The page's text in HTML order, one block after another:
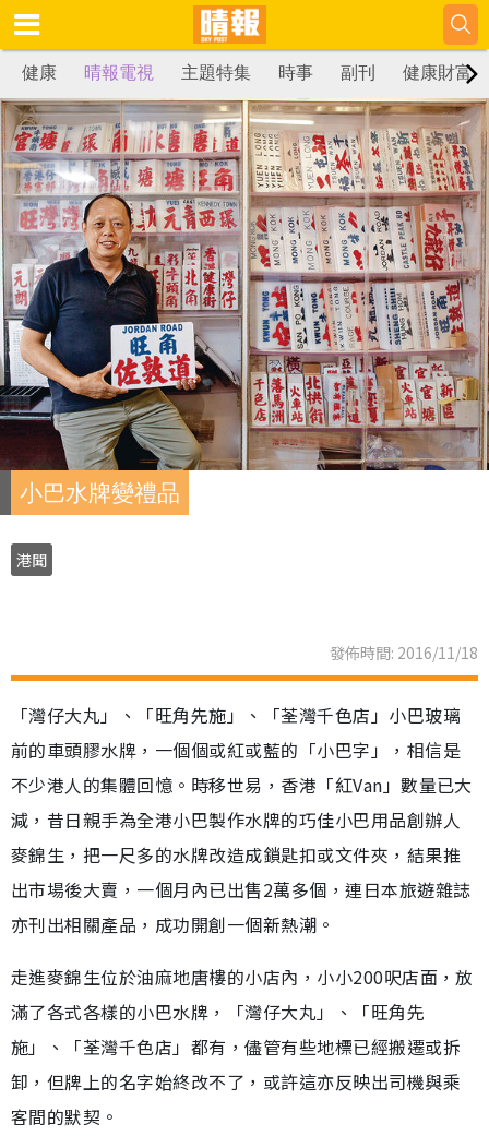
健康 晴報電視 主題特集 時事 副刊 健康財富
小巴水牌變禮品
港聞
發佈時間: 2016/11/18
「灣仔大丸」、「旺角先施」、「荃灣千色店」小巴玻璃
前的車頭膠水牌，一個個或紅或藍的「小巴字」，相信是
不少港人的集體回憶。時移世易，香港「紅Van」數量已大
減，昔日親手為全港小巴製作水牌的巧佳小巴用品創辦人
麥錦生，把一尺多的水牌改造成鎖匙扣或文件夾，結果推
出市場後大賣，一個月內已出售2萬多個，連日本旅遊雜誌
亦刊出相關產品，成功開創一個新熱潮。
走進麥錦生位於油麻地唐樓的小店內，小小200呎店面，放
滿了各式各樣的小巴水牌，「灣仔大丸」、「旺角先
施」、「荃灣千色店」都有，儘管有些地標已經搬遷或拆
卸，但牌上的名字始終改不了，或許這亦反映出司機與乘
客間的默契。